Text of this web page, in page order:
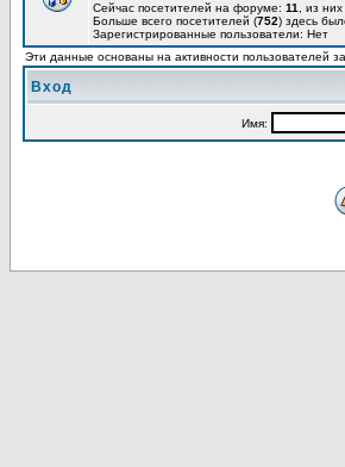
Сейчас посетителей на форуме: 11
, из
Больше всего посетителей (752) здесь
Зарегистрированные пользователи: Нет
Эти данные основаны на активности пользователей
Вход
Имя: